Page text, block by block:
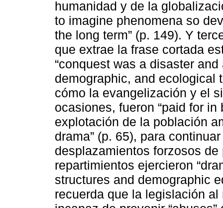
humanidad y de la
to imagine phenomena so
the long term” (p. 149). Y
que extrae la frase cortada
“conquest was a disaster
demographic, and ecological
cómo la evangelización y el
ocasiones, fueron “paid for
explotación de la población
drama” (p. 65), para
desplazamientos forzosos
repartimientos ejercieron
structures and demographic
recuerda que la legislación al